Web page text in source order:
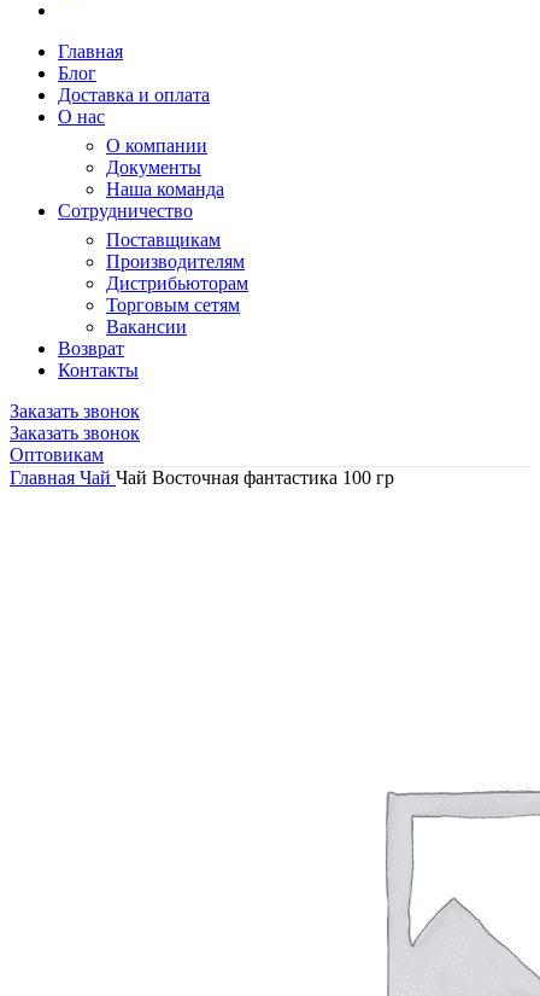
Главная
Блог
Доставка и оплата
О нас
О компании
Документы
Наша команда
Сотрудничество
Поставщикам
Производителям
Дистрибьюторам
Торговым сетям
Вакансии
Возврат
Контакты
Заказать звонок
Заказать звонок
Оптовикам
Главная Чай Чай Восточная фантастика 100 гр